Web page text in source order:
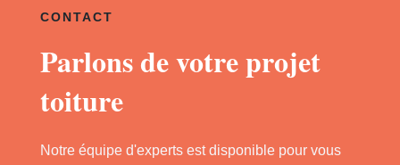
CONTACT
Parlons de votre projet
toiture
Notre équipe d'experts est disponible pour vous